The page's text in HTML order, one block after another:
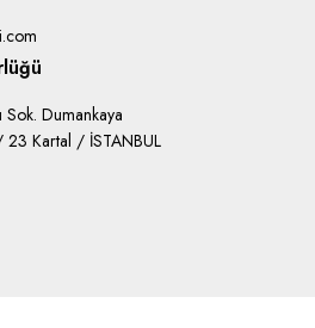
Dumankaya
Kartal / İSTANBUL